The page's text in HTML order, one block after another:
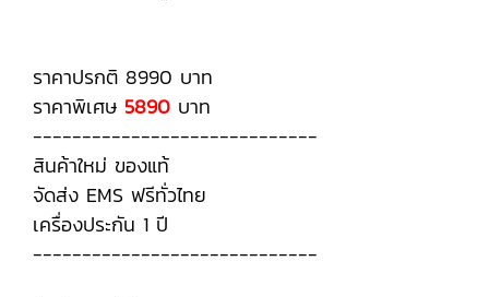
ราคาปรกติ 8990 บาท
ราคาพิเศษ 5890 บาท
-----------------------------
สินค้าใหม่ ของแท้
จัดส่ง EMS ฟรีทั่วไทย
เครื่องประกัน 1 ปี
-----------------------------